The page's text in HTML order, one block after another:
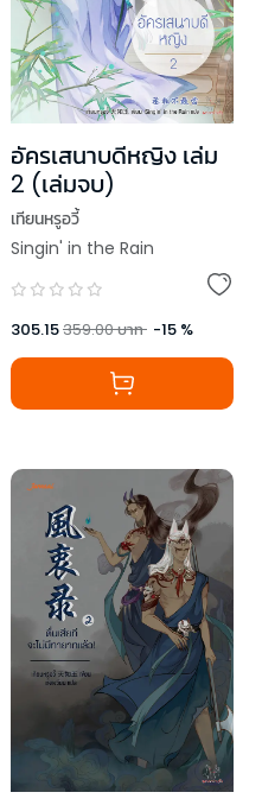
อัครเสนาบดีหญิง เล่ม
2 (เล่มจบ)
เทียนหรูอวี้
Singin' in the Rain
305.15359.00บาท -15 %